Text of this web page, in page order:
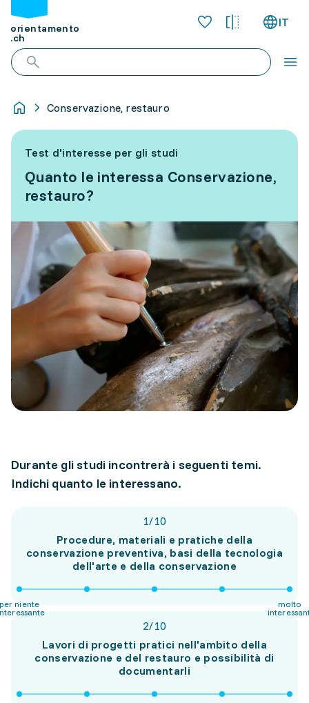
orientamento
.ch
IT
Conservazione, restauro
Test d'interesse per gli studi
Quanto le interessa Conservazione,
restauro?
Durante gli studi incontrerà i seguenti temi.
Indichi quanto le interessano.
1/10
Procedure, materiali e pratiche della
conservazione preventiva, basi della tecnologia
dell'arte e della conservazione
niente
molto
2/10
Lavori di progetti pratici nell'ambito della
conservazione e del restauro e possibilità di
documentarli